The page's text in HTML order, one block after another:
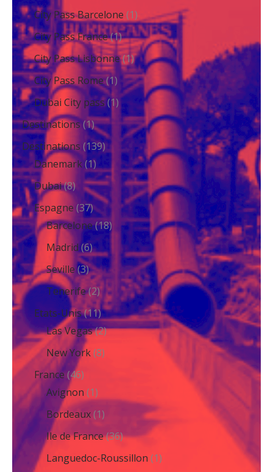
City Pass Barcelone (1)
City Pass France(1)
City Pass Lisbonne(1)
City Pass Rome(1)
Dubai City pass(1)
Destinations(1)
Destinations (139)
Danemark(1)
Dubai(8)
Espagne (37)
Barcelone(18)
Madrid(6)
Seville (3)
Tenerife(2)
Etats-Unis(11)
Las Vegas(2)
New York(8)
France(46)
Avignon (1)
Bordeaux (1)
Ile de France(36)
Languedoc-Roussillon (1)